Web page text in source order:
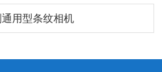
用型条纹相机